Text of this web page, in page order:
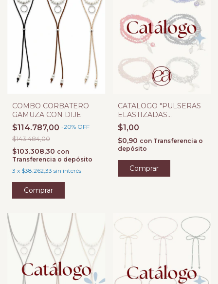
COMBO CORBATERO
GAMUZA CON DIJE
$114.787,00 -20% OFF
$143.484,00
$103.308,30 con
Transferencia o depósito
3 x $38.262,33 sin interés
CATALOGO "PULSERAS
ELASTIZADAS
MULTIPLES"
$1,00
$0,90 con Transferencia o
depósito